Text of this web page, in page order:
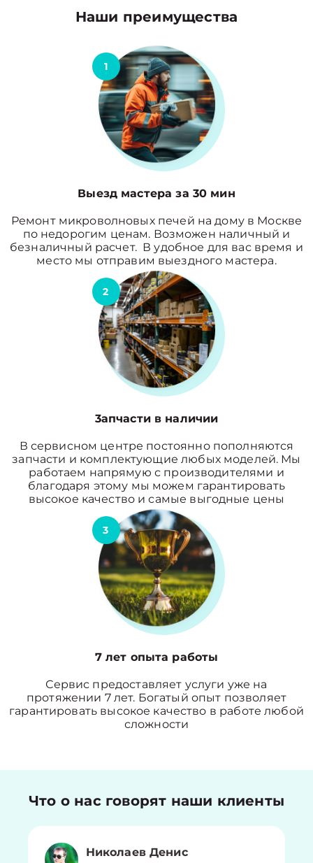
Наши преимущества
1
Выезд мастера за 30 мин
Ремонт микроволновых печей на дому в Москве
по недорогим ценам. Возможен наличный и
безналичный расчет. В удобное для вас время и
место мы отправим выездного мастера.
2
3апчасти в наличии
В сервисном центре постоянно пополняются
запчасти и комплектующие любых моделей. Мы
работаем напрямую с производителями и
благодаря этому мы можем гарантировать
высокое качество и самые выгодные цены
3
7 лет опыта работы
Сервис предоставляет услуги уже на
протяжении 7 лет. Богатый опыт позволяет
гарантировать высокое качество в работе любой
сложности
Что о нас говорят наши клиенты
Николаев Денис